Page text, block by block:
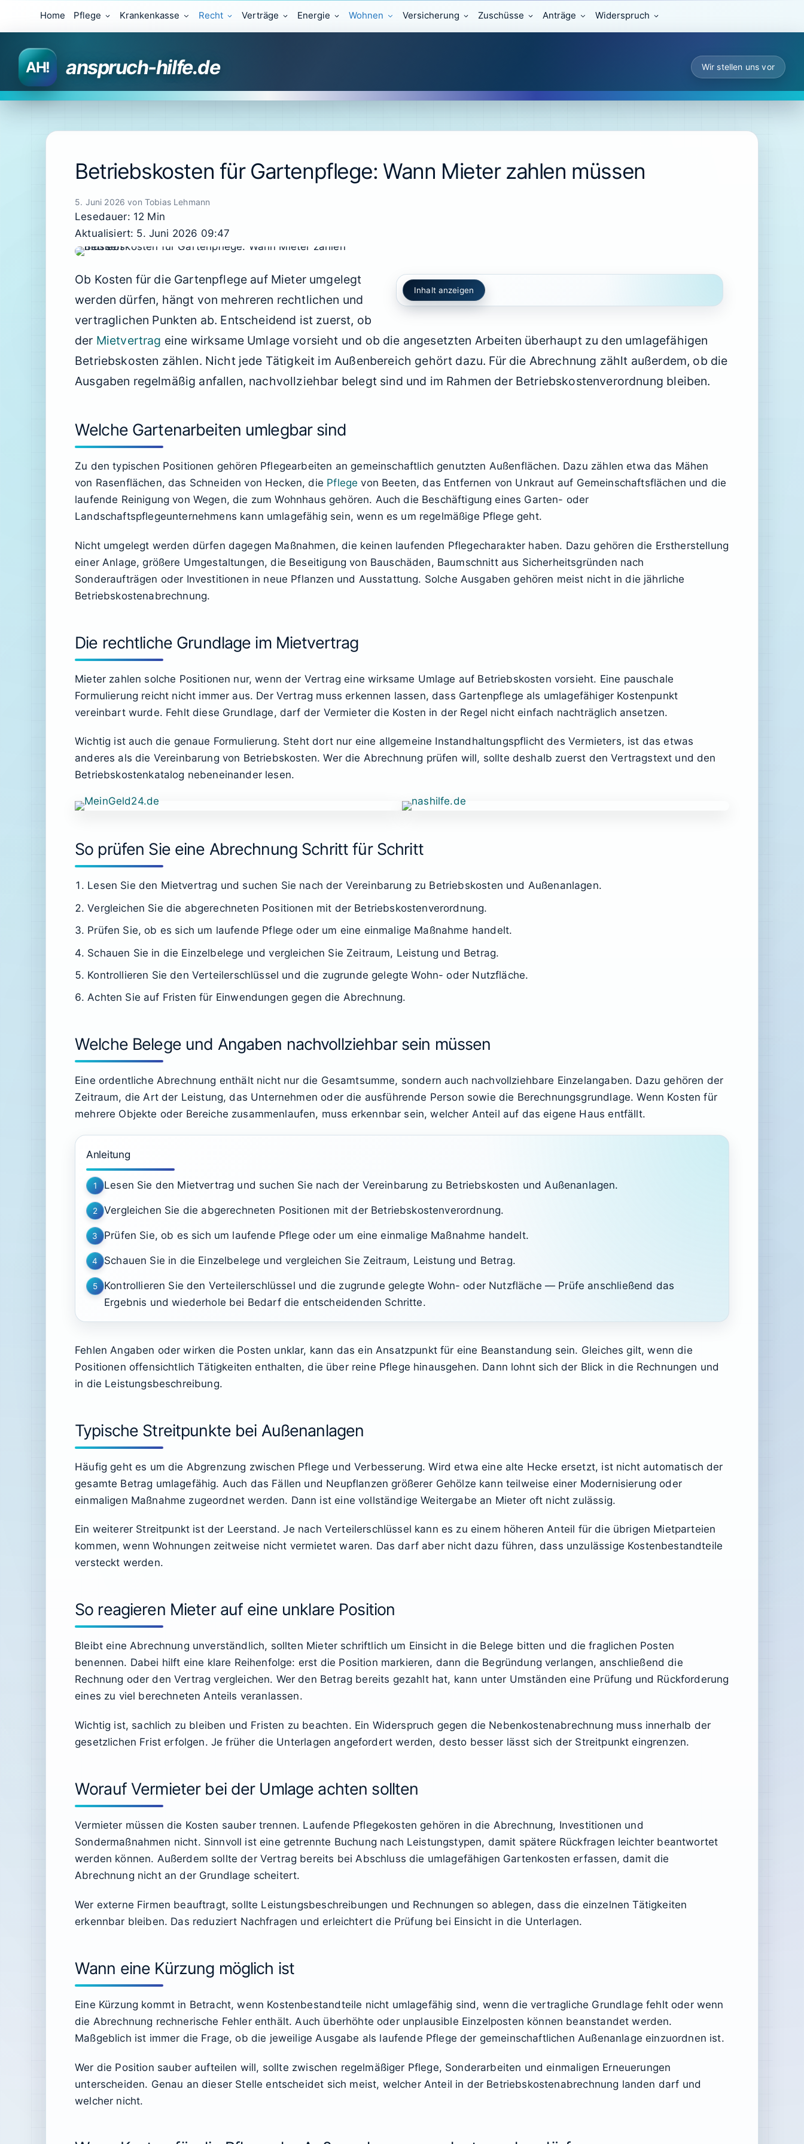
Home Pflege Krankenkasse Recht Verträge Energie Wohnen Versicherung Zuschüsse Anträge Widerspruch
anspruch-hilfe.de Wir stellen uns vor
Betriebskosten für Gartenpflege: Wann Mieter zahlen müssen
5. Juni 2026 von Tobias Lehmann
Lesedauer: 12 Min
Aktualisiert: 5. Juni 2026 09:47
Inhalt anzeigen
Ob Kosten für die Gartenpflege auf Mieter umgelegt
werden dürfen, hängt von mehreren rechtlichen und
vertraglichen Punkten ab. Entscheidend ist zuerst, ob
der Mietvertrag eine wirksame Umlage vorsieht und ob die angesetzten Arbeiten überhaupt zu den umlagefähigen
Betriebskosten zählen. Nicht jede Tätigkeit im Außenbereich gehört dazu. Für die Abrechnung zählt außerdem, ob die
Ausgaben regelmäßig anfallen, nachvollziehbar belegt sind und im Rahmen der Betriebskostenverordnung bleiben.
Welche Gartenarbeiten umlegbar sind
Zu den typischen Positionen gehören Pflegearbeiten an gemeinschaftlich genutzten Außenflächen. Dazu zählen etwa das Mähen
von Rasenflächen, das Schneiden von Hecken, die Pflege von Beeten, das Entfernen von Unkraut auf Gemeinschaftsflächen und die
laufende Reinigung von Wegen, die zum Wohnhaus gehören. Auch die Beschäftigung eines Garten- oder
Landschaftspflegeunternehmens kann umlagefähig sein, wenn es um regelmäßige Pflege geht.
Nicht umgelegt werden dürfen dagegen Maßnahmen, die keinen laufenden Pflegecharakter haben. Dazu gehören die Erstherstellung
einer Anlage, größere Umgestaltungen, die Beseitigung von Bauschäden, Baumschnitt aus Sicherheitsgründen nach
Sonderaufträgen oder Investitionen in neue Pflanzen und Ausstattung. Solche Ausgaben gehören meist nicht in die jährliche
Betriebskostenabrechnung.
Die rechtliche Grundlage im Mietvertrag
Mieter zahlen solche Positionen nur, wenn der Vertrag eine wirksame Umlage auf Betriebskosten vorsieht. Eine pauschale
Formulierung reicht nicht immer aus. Der Vertrag muss erkennen lassen, dass Gartenpflege als umlagefähiger Kostenpunkt
vereinbart wurde. Fehlt diese Grundlage, darf der Vermieter die Kosten in der Regel nicht einfach nachträglich ansetzen.
Wichtig ist auch die genaue Formulierung. Steht dort nur eine allgemeine Instandhaltungspflicht des Vermieters, ist das etwas
anderes als die Vereinbarung von Betriebskosten. Wer die Abrechnung prüfen will, sollte deshalb zuerst den Vertragstext und den
Betriebskostenkatalog nebeneinander lesen.
So prüfen Sie eine Abrechnung Schritt für Schritt
Lesen Sie den Mietvertrag und suchen Sie nach der Vereinbarung zu Betriebskosten und Außenanlagen.
Vergleichen Sie die abgerechneten Positionen mit der Betriebskostenverordnung.
Prüfen Sie, ob es sich um laufende Pflege oder um eine einmalige Maßnahme handelt.
Schauen Sie in die Einzelbelege und vergleichen Sie Zeitraum, Leistung und Betrag.
Kontrollieren Sie den Verteilerschlüssel und die zugrunde gelegte Wohn- oder Nutzfläche.
Achten Sie auf Fristen für Einwendungen gegen die Abrechnung.
Welche Belege und Angaben nachvollziehbar sein müssen
Eine ordentliche Abrechnung enthält nicht nur die Gesamtsumme, sondern auch nachvollziehbare Einzelangaben. Dazu gehören der
Zeitraum, die Art der Leistung, das Unternehmen oder die ausführende Person sowie die Berechnungsgrundlage. Wenn Kosten für
mehrere Objekte oder Bereiche zusammenlaufen, muss erkennbar sein, welcher Anteil auf das eigene Haus entfällt.
Anleitung
1 Lesen Sie den Mietvertrag und suchen Sie nach der Vereinbarung zu Betriebskosten und Außenanlagen.
2 Vergleichen Sie die abgerechneten Positionen mit der Betriebskostenverordnung.
3 Prüfen Sie, ob es sich um laufende Pflege oder um eine einmalige Maßnahme handelt.
4 Schauen Sie in die Einzelbelege und vergleichen Sie Zeitraum, Leistung und Betrag.
5
Kontrollieren Sie den Verteilerschlüssel und die zugrunde gelegte Wohn- oder Nutzfläche — Prüfe anschließend das
Ergebnis und wiederhole bei Bedarf die entscheidenden Schritte.
Fehlen Angaben oder wirken die Posten unklar, kann das ein Ansatzpunkt für eine Beanstandung sein. Gleiches gilt, wenn die
Positionen offensichtlich Tätigkeiten enthalten, die über reine Pflege hinausgehen. Dann lohnt sich der Blick in die Rechnungen und
in die Leistungsbeschreibung.
Typische Streitpunkte bei Außenanlagen
Häufig geht es um die Abgrenzung zwischen Pflege und Verbesserung. Wird etwa eine alte Hecke ersetzt, ist nicht automatisch der
gesamte Betrag umlagefähig. Auch das Fällen und Neupflanzen größerer Gehölze kann teilweise einer Modernisierung oder
einmaligen Maßnahme zugeordnet werden. Dann ist eine vollständige Weitergabe an Mieter oft nicht zulässig.
Ein weiterer Streitpunkt ist der Leerstand. Je nach Verteilerschlüssel kann es zu einem höheren Anteil für die übrigen Mietparteien
kommen, wenn Wohnungen zeitweise nicht vermietet waren. Das darf aber nicht dazu führen, dass unzulässige Kostenbestandteile
versteckt werden.
So reagieren Mieter auf eine unklare Position
Bleibt eine Abrechnung unverständlich, sollten Mieter schriftlich um Einsicht in die Belege bitten und die fraglichen Posten
benennen. Dabei hilft eine klare Reihenfolge: erst die Position markieren, dann die Begründung verlangen, anschließend die
Rechnung oder den Vertrag vergleichen. Wer den Betrag bereits gezahlt hat, kann unter Umständen eine Prüfung und Rückforderung
eines zu viel berechneten Anteils veranlassen.
Wichtig ist, sachlich zu bleiben und Fristen zu beachten. Ein Widerspruch gegen die Nebenkostenabrechnung muss innerhalb der
gesetzlichen Frist erfolgen. Je früher die Unterlagen angefordert werden, desto besser lässt sich der Streitpunkt eingrenzen.
Worauf Vermieter bei der Umlage achten sollten
Vermieter müssen die Kosten sauber trennen. Laufende Pflegekosten gehören in die Abrechnung, Investitionen und
Sondermaßnahmen nicht. Sinnvoll ist eine getrennte Buchung nach Leistungstypen, damit spätere Rückfragen leichter beantwortet
werden können. Außerdem sollte der Vertrag bereits bei Abschluss die umlagefähigen Gartenkosten erfassen, damit die
Abrechnung nicht an der Grundlage scheitert.
Wer externe Firmen beauftragt, sollte Leistungsbeschreibungen und Rechnungen so ablegen, dass die einzelnen Tätigkeiten
erkennbar bleiben. Das reduziert Nachfragen und erleichtert die Prüfung bei Einsicht in die Unterlagen.
Wann eine Kürzung möglich ist
Eine Kürzung kommt in Betracht, wenn Kostenbestandteile nicht umlagefähig sind, wenn die vertragliche Grundlage fehlt oder wenn
die Abrechnung rechnerische Fehler enthält. Auch überhöhte oder unplausible Einzelposten können beanstandet werden.
Maßgeblich ist immer die Frage, ob die jeweilige Ausgabe als laufende Pflege der gemeinschaftlichen Außenanlage einzuordnen ist.
Wer die Position sauber aufteilen will, sollte zwischen regelmäßiger Pflege, Sonderarbeiten und einmaligen Erneuerungen
unterscheiden. Genau an dieser Stelle entscheidet sich meist, welcher Anteil in der Betriebskostenabrechnung landen darf und
welcher nicht.